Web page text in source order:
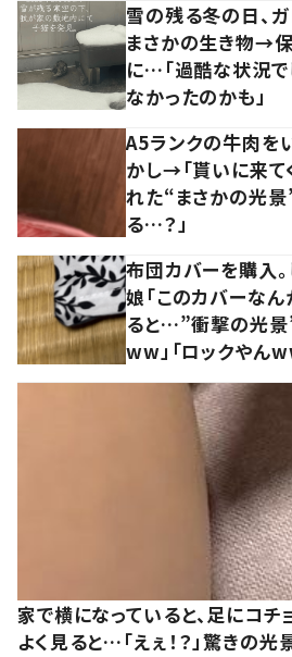
雪の残る冬の日、
まさかの生き物→
に…「過酷な状況で
なかったのかも」
A5ランクの牛肉を
かし→「貰いに来て
れた“まさかの光景
る…？」
布団カバーを購入
娘「このカバーなん
ると…”衝撃の光景
ww」「ロックやん
家で横になっていると、足にコチ
よく見ると…「えぇ！？」驚きの光